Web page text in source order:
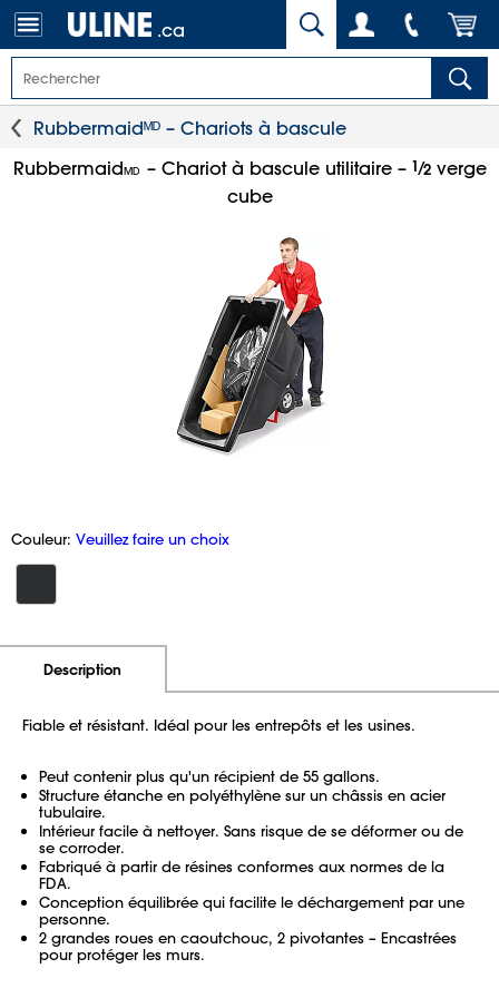
.ca
Rubbermaidᴹᴰ – Chariots à bascule
RubbermaidMD – Chariot à bascule utilitaire – 1⁄2verge
cube
Couleur: Veuillez faire un choix
Description
Fiable et résistant. Idéal pour les entrepôts et les usines.
Peut contenir plus qu'un récipient de 55 gallons.
Structure étanche en polyéthylène sur un châssis en acier
tubulaire.
Intérieur facile à nettoyer. Sans risque de se déformer ou de
se corroder.
Fabriqué à partir de résines conformes aux normes de la
FDA.
Conception équilibrée qui facilite le déchargement par une
personne.
2 grandes roues en caoutchouc, 2 pivotantes – Encastrées
pour protéger les murs.